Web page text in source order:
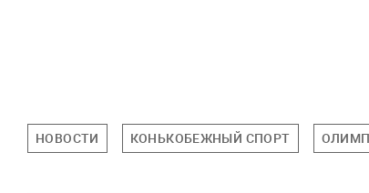
НОВОСТИ КОНЬКОБЕЖНЫЙ СПОРТ